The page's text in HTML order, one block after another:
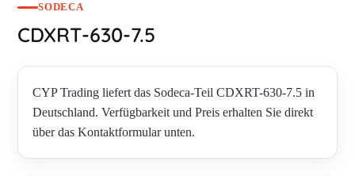
SODECA
CDXRT-630-7.5
CYP Trading liefert das Sodeca-Teil CDXRT-630-7.5 in
Deutschland. Verfügbarkeit und Preis erhalten Sie direkt
über das Kontaktformular unten.